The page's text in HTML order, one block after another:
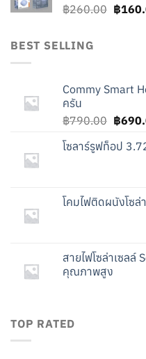
฿260.00 ฿
BEST SELLING
Commy Smart
ครัน
฿790.00
was:
฿
โซลาร์รูฟท็อป
โคมไฟติดผนังโซล่
สายไฟโซล่าเซล
คุณภาพสูง
TOP RATED